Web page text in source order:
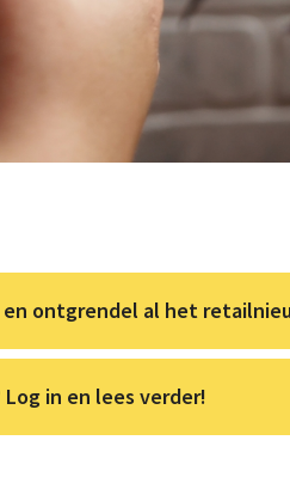
en ontgrendel al het
Log in en lees verder!